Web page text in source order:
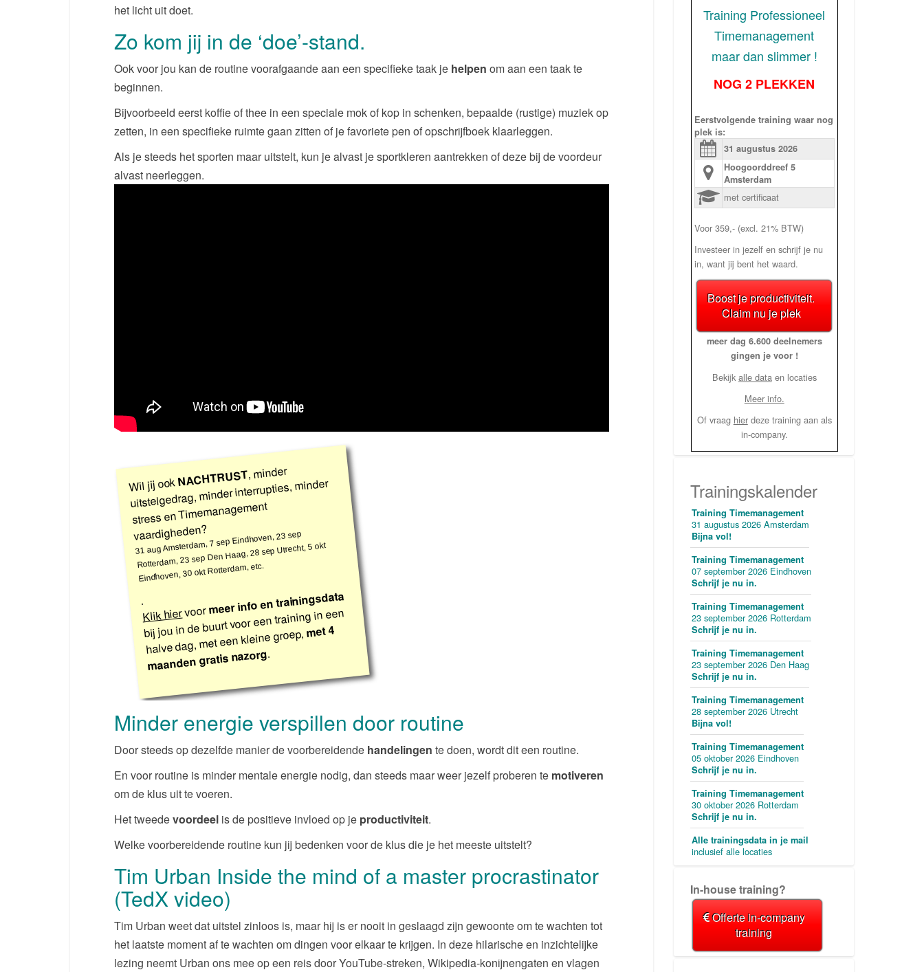
het licht uit doet.
Zo kom jij in de ‘doe’-stand.
Ook voor jou kan de routine voorafgaande aan een specifieke taak je helpen om aan een taak te
beginnen.
Bijvoorbeeld eerst koffie of thee in een speciale mok of kop in schenken, bepaalde (rustige) muziek op
zetten, in een specifieke ruimte gaan zitten of je favoriete pen of opschrijfboek klaarleggen.
Als je steeds het sporten maar uitstelt, kun je alvast je sportkleren aantrekken of deze bij de voordeur
alvast neerleggen.
Wil jij ookNACHTRUST, minder
uitstelgedrag, minder interrupties, minder
stress en Timemanagement
vaardigheden?
31 aug Amsterdam, 7 sep Eindhoven, 23 sep
Rotterdam, 23 sep Den Haag, 28 sep Utrecht, 5 okt
Eindhoven, 30 okt Rotterdam, etc.
.
Klik hiervoormeer info en trainingsdata
bij jou in de buurt voor een training in een
halve dag, met een kleine groep,met 4
maanden gratis nazorg.
Minder energie verspillen door routine
Door steeds op dezelfde manier de voorbereidende handelingen te doen, wordt dit een routine.
En voor routine is minder mentale energie nodig, dan steeds maar weer jezelf proberen te motiveren
om de klus uit te voeren.
Het tweedevoordeel is de positieve invloed op je productiviteit.
Welke voorbereidende routine kun jij bedenken voor de klus die je het meeste uitstelt?
Tim Urban Inside the mind of a master procrastinator
(TedX video)
Tim Urban weet dat uitstel zinloos is, maar hij is er nooit in geslaagd zijn gewoonte om te wachten tot
het laatste moment af te wachten om dingen voor elkaar te krijgen. In deze hilarische en inzichtelijke
lezing neemt Urban ons mee op een reis door YouTube-streken, Wikipedia-konijnengaten en vlagen
Training Professioneel
Timemanagement
maar dan slimmer !
NOG 2 PLEKKEN
Eerstvolgende training waar nog
plek is:
31 augustus 2026
Hoogoorddreef 5
Amsterdam
met certificaat
Voor 359,- (excl. 21% BTW)
Investeer in jezelf en schrijf je nu
in, want jij bent het waard.
Boost je productiviteit.
Claim nu je plek
meer dag 6.600 deelnemers
gingen je voor !
Bekijk alle data en locaties
Meer info.
Of vraag hierdeze training aan als
in-company.
Trainingskalender
Training Timemanagement
31 augustus 2026 Amsterdam
Bijna vol!
Training Timemanagement
07 september 2026 Eindhoven
Schrijf je nu in.
Training Timemanagement
23 september 2026 Rotterdam
Schrijf je nu in.
Training Timemanagement
23 september 2026 Den Haag
Schrijf je nu in.
Training Timemanagement
28 september 2026 Utrecht
Bijna vol!
Training Timemanagement
05 oktober 2026 Eindhoven
Schrijf je nu in.
Training Timemanagement
30 oktober 2026 Rotterdam
Schrijf je nu in.
Alle trainingsdata in je mail
inclusief alle locaties
In-house training?
Offerte in-company
training